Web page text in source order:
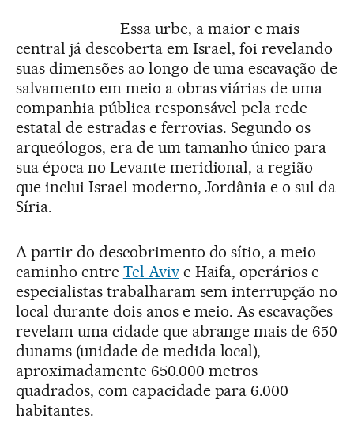
Essa urbe, a maior e mais
central já descoberta em Israel, foi revelando
suas dimensões ao longo de uma escavação de
salvamento em meio a obras viárias de uma
companhia pública responsável pela rede
estatal de estradas e ferrovias. Segundo os
arqueólogos, era de um tamanho único para
sua época no Levante meridional, a região
que inclui Israel moderno, Jordânia e o sul da
Síria.
A partir do descobrimento do sítio, a meio
caminho entre Tel Avive Haifa, operários e
especialistas trabalharam sem interrupção no
local durante dois anos e meio. As escavações
revelam uma cidade que abrange mais de 650
dunams (unidade de medida local),
aproximadamente 650.000 metros
quadrados, com capacidade para 6.000
habitantes.